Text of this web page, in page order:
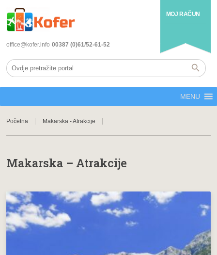
MOJ RAČUN
office@kofer.info 00387 (0)61/52-61-52
MENU
Početna Makarska - Atrakcije
Makarska – Atrakcije